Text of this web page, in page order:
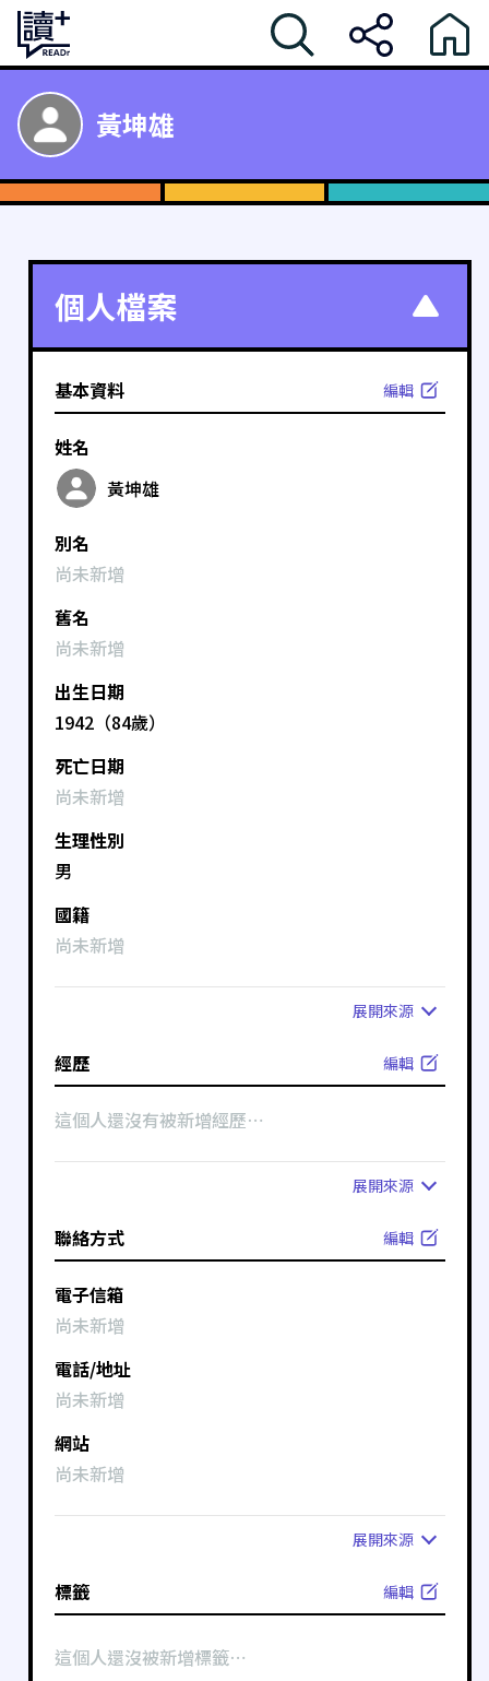
黃坤雄
個人檔案
基本資料 編輯
姓名
黃坤雄
別名
尚未新增
舊名
尚未新增
出生日期
1942（84歲）
死亡日期
尚未新增
生理性別
男
國籍
尚未新增
展開來源
經歷 編輯
這個人還沒有被新增經歷⋯
展開來源
聯絡方式 編輯
電子信箱
尚未新增
電話/地址
尚未新增
網站
尚未新增
展開來源
標籤 編輯
這個人還沒被新增標籤⋯